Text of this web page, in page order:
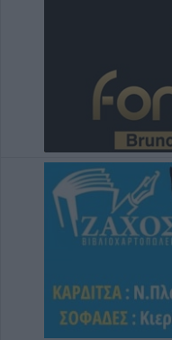
Σπουδαία
Μουζακίου με την
5 Αυγούστου 2026, 19:38
Τρεις συλλήψεις
αμέλεια σε
5 Αυγούστου 2026, 19:24
Άμεση κρατική
πληγέντων - Το
περιοχών που
πυρκαγιές
Μικροσκοπικές
πρώτη φορά στην